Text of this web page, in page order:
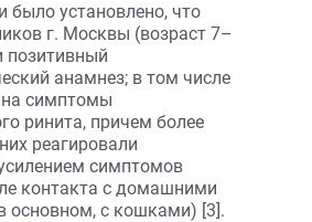
было установлено, что
г. Москвы (возраст 7–
позитивный
анамнез; в том числе
на симптомы
ринита, причем более
реагировали
симптомов
контакта с домашними
основном, с кошками) [3].